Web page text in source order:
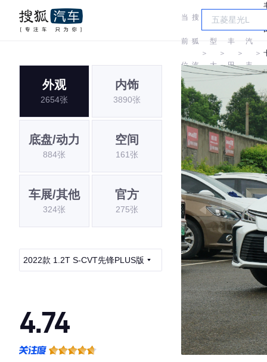
当
前
位
置:
搜
狐
汽
车
＞
车
型
大
＞
丰
田
＞
一
汽
丰
田
＞
外观
2654张
内饰
3890张
底盘/动力
884张
空间
161张
车展/其他
324张
官方
275张
2022款 1.2T S-CVT先锋PLUS版
4.74